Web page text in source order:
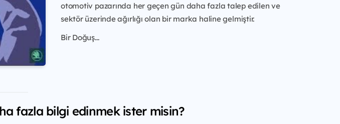
otomotiv pazarında her geçen gün daha fazla talep edilen ve
sektör üzerinde ağırlığı olan bir marka haline gelmiştir.
Bir Doğuş...
fazla bilgi edinmek ister misin?